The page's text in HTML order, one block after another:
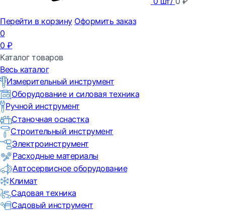
Перейти в корзину Оформить заказ
0
0 ₽
Каталог товаров
Весь каталог
Измерительный инструмент
Оборудование и силовая техника
Ручной инструмент
Станочная оснастка
Строительный инструмент
Электроинструмент
Расходные материалы
Автосервисное оборудование
Климат
Садовая техника
Садовый инструмент